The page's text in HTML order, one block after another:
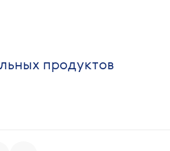
продуктов